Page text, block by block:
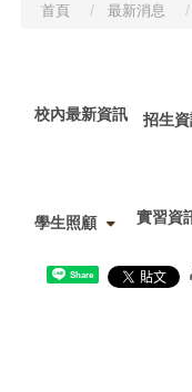
首頁 最新消息
校內最新資訊 招生
學生照顧 實習資
Share